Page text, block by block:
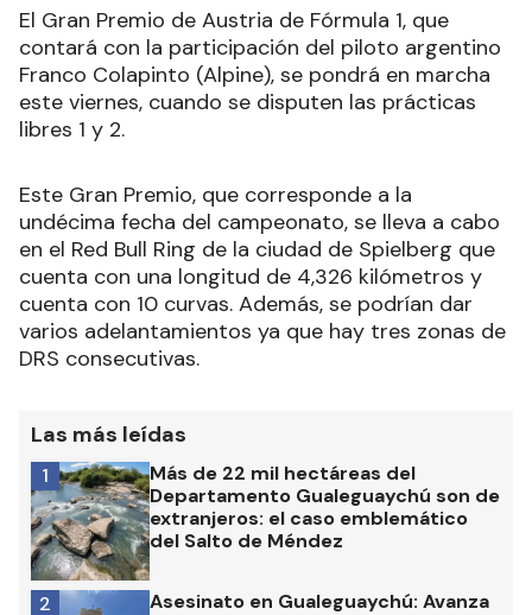
El Gran Premio de Austria de Fórmula 1, que
contará con la participación del piloto argentino
Franco Colapinto (Alpine), se pondrá en marcha
este viernes, cuando se disputen las prácticas
libres 1 y 2.
Este Gran Premio, que corresponde a la
undécima fecha del campeonato, se lleva a cabo
en el Red Bull Ring de la ciudad de Spielberg que
cuenta con una longitud de 4,326 kilómetros y
cuenta con 10 curvas. Además, se podrían dar
varios adelantamientos ya que hay tres zonas de
DRS consecutivas.
Las más leídas
Más de 22 mil hectáreas del
Departamento Gualeguaychú son de
extranjeros: el caso emblemático
del Salto de Méndez
1
Asesinato en Gualeguaychú: Avanza
2